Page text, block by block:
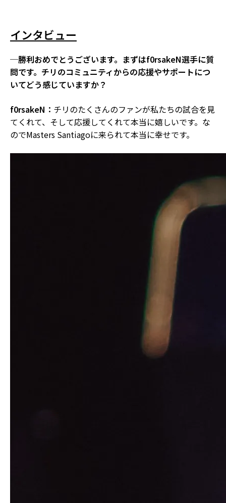
インタビュー
─勝利おめでとうございます。まずはf0rsakeN選手に質
問です。チリのコミュニティからの応援やサポートにつ
いてどう感じていますか？
f0rsakeN： チリのたくさんのファンが私たちの試合を見
てくれて、そして応援してくれて本当に嬉しいです。な
のでMasters Santiagoに来られて本当に幸せです。